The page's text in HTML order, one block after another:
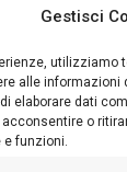
Gestisci
utilizziamo
alle informazioni
elaborare dati
o
funzioni.